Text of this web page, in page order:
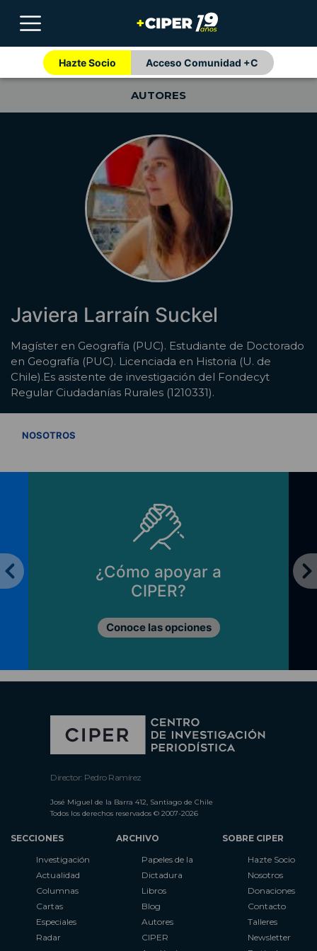
Hazte Socio Acceso Comunidad +C
AUTORES
Javiera Larraín Suckel
Magíster en Geografía (PUC). Estudiante de Doctorado
en Geografía (PUC). Licenciada en Historia (U. de
Chile).Es asistente de investigación del Fondecyt
Regular Ciudadanías Rurales (1210331).
NOSOTROS
¿Cómo apoyar a
CIPER?
Conoce las opciones
Director: Pedro Ramírez
José Miguel de la Barra 412, Santiago de Chile
Todos los derechos reservados © 2007-2026
SECCIONES
Investigación
Actualidad
Columnas
Cartas
Especiales
Radar
ARCHIVO
Papeles de la
Dictadura
Libros
Blog
Autores
CIPER
SOBRE CIPER
Hazte Socio
Nosotros
Donaciones
Contacto
Talleres
Newsletter